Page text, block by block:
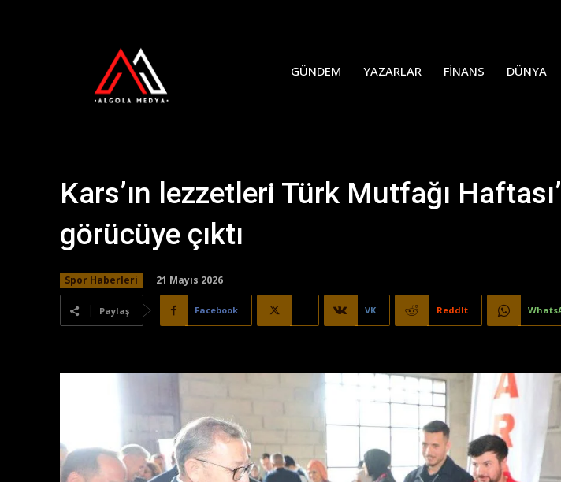
GÜNDEM YAZARLAR FINANS DÜNYA
Kars’ın lezzetleri Türk Mutfağı
görücüye çıktı
Spor Haberleri 21 Mayıs 2026
Paylaş Facebook VK ReddIt